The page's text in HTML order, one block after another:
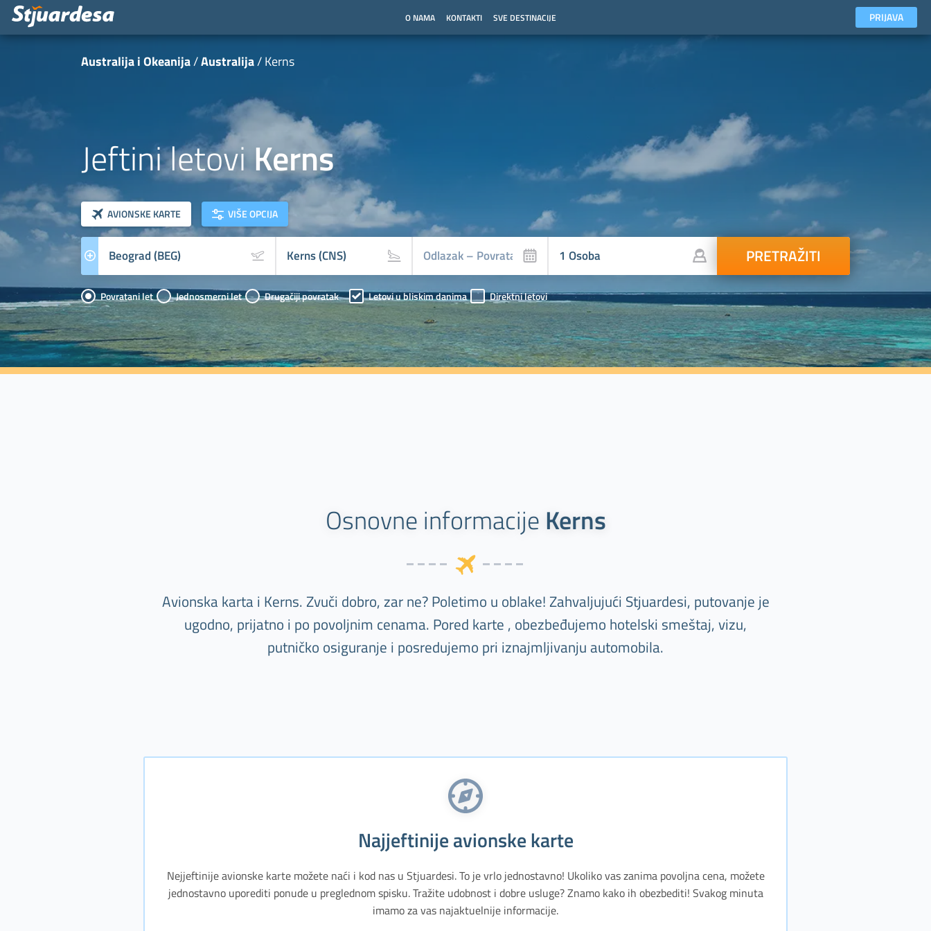
O NAMA KONTAKTI SVE DESTINACIJE PRIJAVA
Australija i Okeanija Australija Kerns
Jeftini letoviKerns
AVIONSKE KARTE Prevoznik
klasa letova
VIŠE OPCIJA
PRETRAŽITI
Povratani let Jednosmerni let Drugačiji povratak Letovi u bliskim danima Direktni letovi
Osnovne informacije Kerns
Avionska karta i Kerns. Zvuči dobro, zar ne? Poletimo u oblake! Zahvaljujući Stjuardesi, putovanje je
ugodno, prijatno i po povoljnim cenama. Pored karte , obezbeđujemo hotelski smeštaj, vizu,
putničko osiguranje i posredujemo pri iznajmljivanju automobila.
Najjeftinije avionske karte
Nejjeftinije avionske karte možete naći i kod nas u Stjuardesi. To je vrlo jednostavno! Ukoliko vas zanima povoljna cena, možete
jednostavno uporediti ponude u preglednom spisku. Tražite udobnost i dobre usluge? Znamo kako ih obezbediti! Svakog minuta
imamo za vas najaktuelnije informacije.